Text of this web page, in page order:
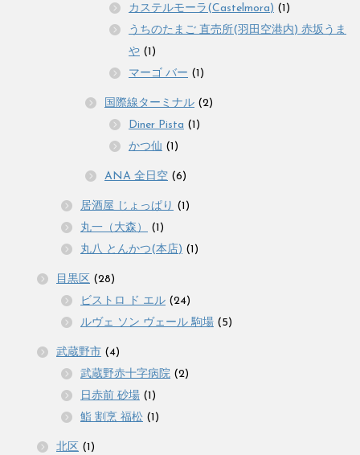
カステルモーラ(Castelmora) (1)
うちのたまご 直売所(羽田空港内) 赤坂うま
や (1)
マーゴ バー (1)
国際線ターミナル (2)
Diner Pista (1)
かつ仙 (1)
ANA 全日空 (6)
居酒屋 じょっぱり (1)
丸一（大森）
(1)
丸八 とんかつ(本店) (1)
目黒区 (28)
ビストロ ド エル (24)
ルヴェ ソン ヴェール 駒場 (5)
武蔵野市 (4)
武蔵野赤十字病院 (2)
日赤前 砂場 (1)
鮨 割烹 福松 (1)
北区 (1)